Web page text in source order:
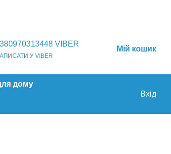
VIBER
У VIBER
Мій кошик
дому
Вхід